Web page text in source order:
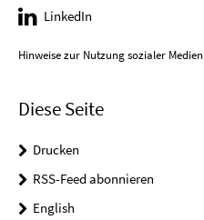
LinkedIn
Hinweise zur Nutzung sozialer Medien
Diese Seite
Drucken
RSS-Feed abonnieren
English